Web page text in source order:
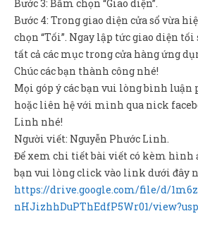
Bước 3: Bấm chọn “Giao diện”.
Bước 4: Trong giao diện cửa sổ vừa
chọn “Tối”. Ngay lập tức giao diện tối
tất cả các mục trong cửa hàng ứng
Chúc các bạn thành công nhé!
Mọi góp ý các bạn vui lòng bình
hoặc liên hệ với mình qua nick
Linh nhé!
Người viết: Nguyễn Phước Linh.
Để xem chi tiết bài viết có kèm hình
bạn vui lòng click vào link dưới đây
https://drive.google.com/file/d/
nHJizhhDuPThEdfP5Wr01/